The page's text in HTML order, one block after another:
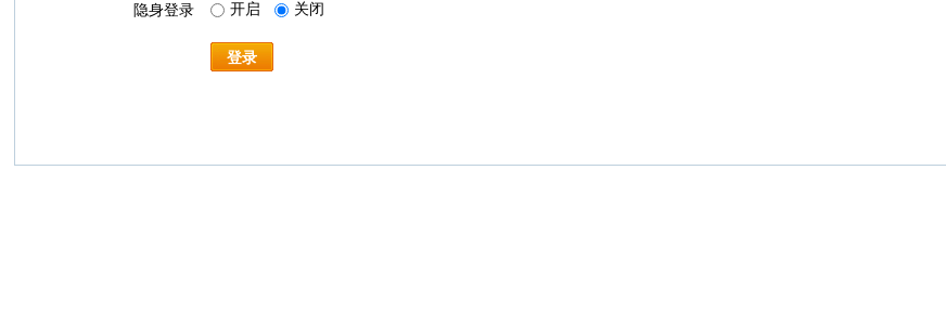
隐身登录 开启 关闭
登录